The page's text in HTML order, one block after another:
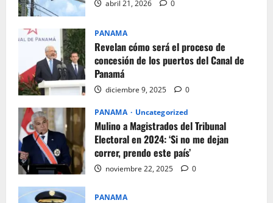
abril 21, 2026 0
PANAMA
Revelan cómo será el proceso de
concesión de los puertos del Canal de
Panamá
diciembre 9, 2025 0
PANAMA Uncategorized
Mulino a Magistrados del Tribunal
Electoral en 2024: ‘Si no me dejan
correr, prendo este país’
noviembre 22, 2025 0
PANAMA